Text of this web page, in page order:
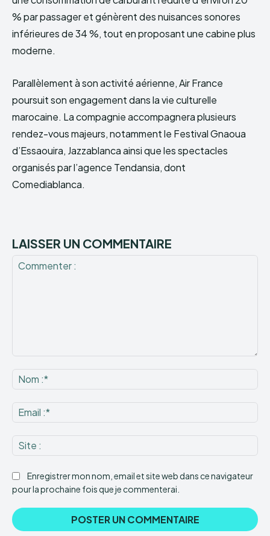
% par passager et génèrent des nuisances sonores
inférieures de 34 %, tout en proposant une cabine plus
moderne.
Parallèlement à son activité aérienne, Air France
poursuit son engagement dans la vie culturelle
marocaine. La compagnie accompagnera plusieurs
rendez-vous majeurs, notamment le Festival Gnaoua
d’Essaouira, Jazzablanca ainsi que les spectacles
organisés par l’agence Tendansia, dont
Comediablanca.
LAISSER UN COMMENTAIRE
:*
:*
:
Enregistrer mon nom, email et site web dans ce navigateur
pour la prochaine fois que je commenterai.